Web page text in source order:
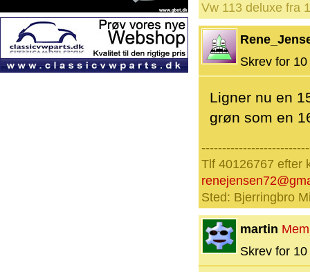
Vw 113 deluxe fra
Skrev for
Ligner nu en
grøn som en
Tlf 40126767 efter
Sted: Bjerringbro
martin
Skrev for